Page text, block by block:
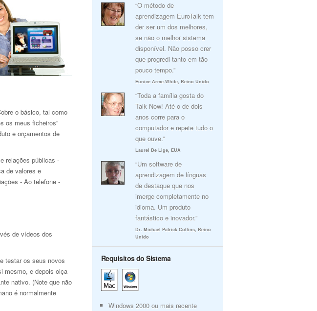
o básico, tal como
os meus ficheiros”
e orçamentos de
relações públicas -
de valores e
- Ao telefone -
de vídeos dos
testar os seus novos
mesmo, e depois oiça
nativo. (Note que não
é normalmente
“O método de
aprendizagem EuroTalk tem
der ser um dos melhores,
se não o melhor sistema
disponível. Não posso crer
que progredi tanto em tão
pouco tempo.”
Eunice Arme-White, Reino Unido
“Toda a família gosta do
Talk Now! Até o de dois
anos corre para o
computador e repete tudo o
que ouve.”
Laurel De Lige, EUA
“Um software de
aprendizagem de línguas
de destaque que nos
imerge completamente no
idioma. Um produto
fantástico e inovador.”
Dr. Michael Patrick Collins, Reino
Unido
Requisitos do Sistema
Windows 2000 ou mais recente